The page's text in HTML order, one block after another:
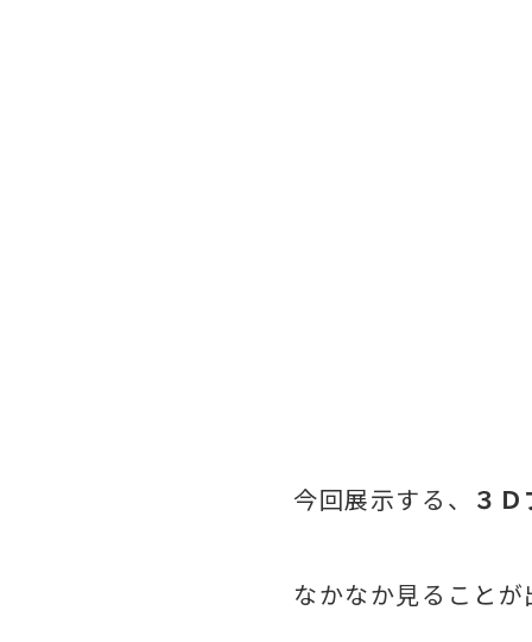
今回展示する、 ３
なかなか見ること